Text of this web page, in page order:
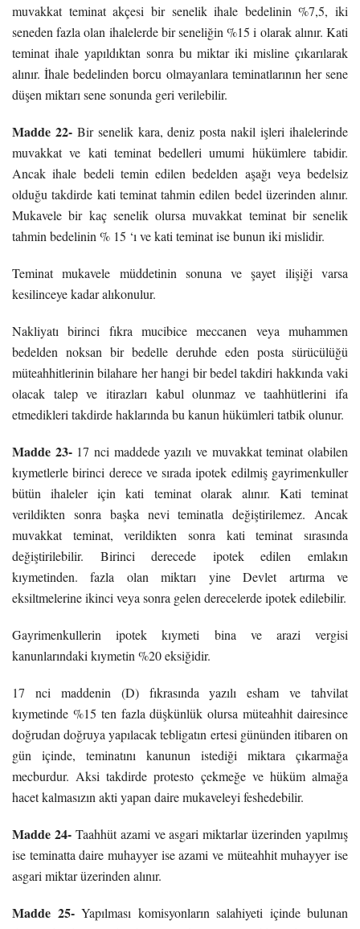
muvakkat teminat akçesi bir senelik ihale bedelinin %7,5, iki
seneden fazla olan ihalelerde bir seneliğin %15 i olarak alınır. Kati
teminat ihale yapıldıktan sonra bu miktar iki misline çıkarılarak
alınır. İhale bedelinden borcu olmayanlara teminatlarının her sene
düşen miktarı sene sonunda geri verilebilir.
Madde 22-Bir senelik kara, deniz posta nakil işleri ihalelerinde
muvakkat ve kati teminat bedelleri umumi hükümlere tabidir.
Ancak ihale bedeli temin edilen bedelden aşağı veya bedelsiz
olduğu takdirde kati teminat tahmin edilen bedel üzerinden alınır.
Mukavele bir kaç senelik olursa muvakkat teminat bir senelik
tahmin bedelinin % 15 ‘ı ve kati teminat ise bunun iki mislidir.
Teminat mukavele müddetinin sonuna ve şayet ilişiği varsa
kesilinceye kadar alıkonulur.
Nakliyatı birinci fıkra mucibice meccanen veya muhammen
bedelden noksan bir bedelle deruhde eden posta sürücülüğü
müteahhitlerinin bilahare her hangi bir bedel takdiri hakkında vaki
olacak talep ve itirazları kabul olunmaz ve taahhütlerini ifa
etmedikleri takdirde haklarında bu kanun hükümleri tatbik olunur.
Madde 23-17 nci maddede yazılı ve muvakkat teminat olabilen
kıymetlerle birinci derece ve sırada ipotek edilmiş gayrimenkuller
bütün ihaleler için kati teminat olarak alınır. Kati teminat
verildikten sonra başka nevi teminatla değiştirilemez. Ancak
muvakkat teminat, verildikten sonra kati teminat sırasında
değiştirilebilir. Birinci derecede ipotek edilen emlakın
kıymetinden. fazla olan miktarı yine Devlet artırma ve
eksiltmelerine ikinci veya sonra gelen derecelerde ipotek edilebilir.
Gayrimenkullerin ipotek kıymeti bina ve arazi vergisi
kanunlarındaki kıymetin %20 eksiğidir.
17 nci maddenin (D) fıkrasında yazılı esham ve tahvilat
kıymetinde %15 ten fazla düşkünlük olursa müteahhit dairesince
doğrudan doğruya yapılacak tebligatın ertesi gününden itibaren on
gün içinde, teminatını kanunun istediği miktara çıkarmağa
mecburdur. Aksi takdirde protesto çekmeğe ve hüküm almağa
hacet kalmasızın akti yapan daire mukaveleyi feshedebilir.
Madde 24-Taahhüt azami ve asgari miktarlar üzerinden yapılmış
ise teminatta daire muhayyer ise azami ve müteahhit muhayyer ise
asgari miktar üzerinden alınır.
Madde 25-Yapılması komisyonların salahiyeti içinde bulunan